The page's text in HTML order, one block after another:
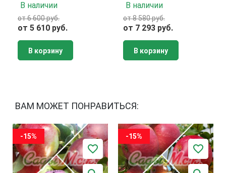
В наличии
от 6 600 руб.
от 5 610 руб.
В корзину
В наличии
от 8 580 руб.
от 7 293 руб.
В корзину
ВАМ МОЖЕТ ПОНРАВИТЬСЯ:
-15% -15%